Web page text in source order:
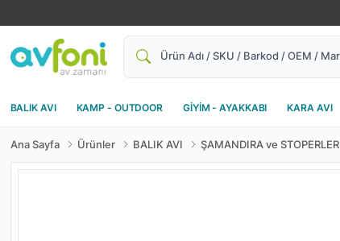
Ara
BALIK AVI KAMP - OUTDOOR GİYİM - AYAKKABI KARA AVI
Ana Sayfa Ürünler BALIK AVI ŞAMANDIRA ve STOPERLER